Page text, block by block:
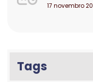
17 novembro
Tags